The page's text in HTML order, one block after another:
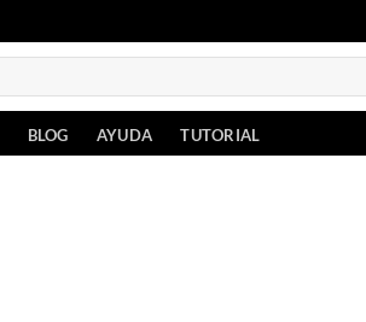
BLOG AYUDA TUTORIAL